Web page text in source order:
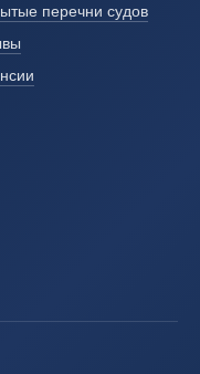
перечни судов